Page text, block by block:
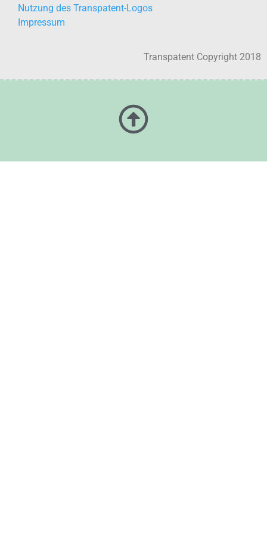
Nutzung des Transpatent-Logos
Impressum
Transpatent Copyright 2018